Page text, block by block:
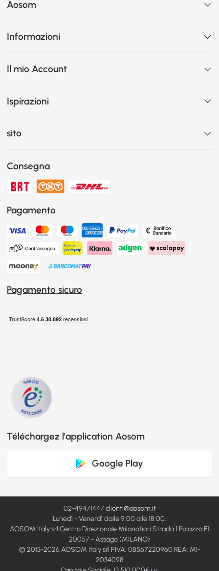
Aosom
Informazioni
Il mio Account
Ispirazioni
sito
Consegna
Pagamento
Pagamento sicuro
Téléchargez l'application Aosom
Google Play
02-49471447clienti@aosom.it
Lunedì - Venerdì dalle 9:00 alle 18:00.
AOSOM Italy srl Centro Direzionale Milanofiori Strada 1 Palazzo F1
20057 - Assago (MILANO)
© 2013-2026 AOSOM Italy srl PIVA: 08567220960 REA: MI-
2034098